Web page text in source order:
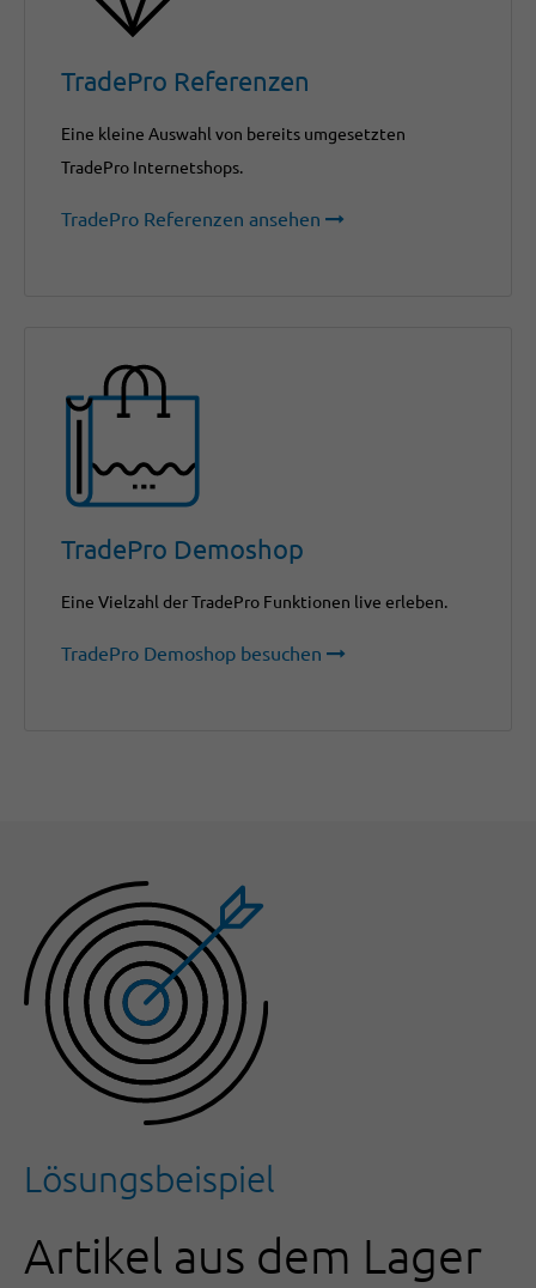
TradePro Referenzen
Eine kleine Auswahl von bereits umgesetzten
TradePro Internetshops.
TradePro Referenzen ansehen
TradePro Demoshop
Eine Vielzahl der TradePro Funktionen live erleben.
TradePro Demoshop besuchen
Lösungsbeispiel
Artikel aus dem Lager